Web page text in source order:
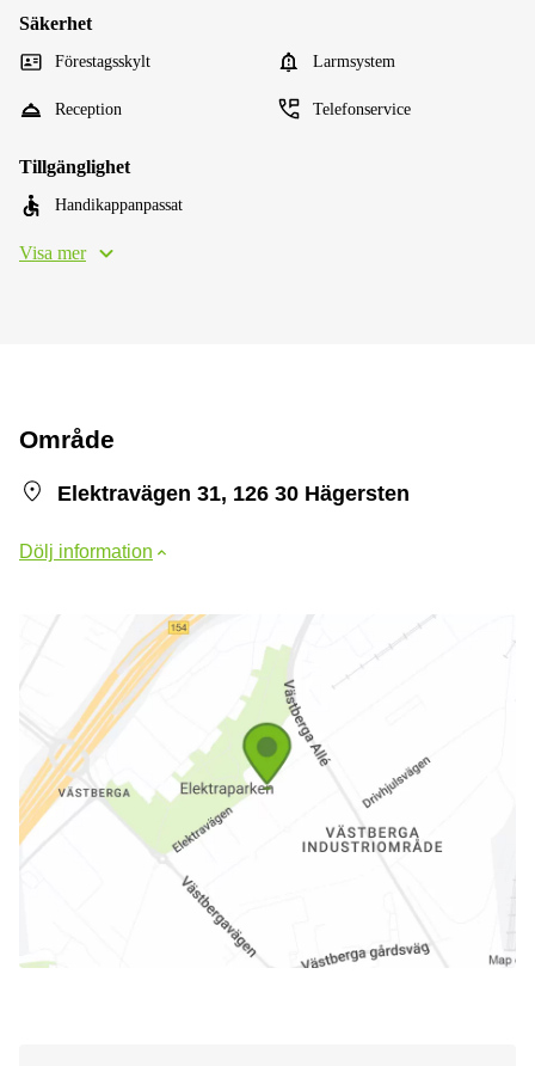
Säkerhet
Förestagsskylt Larmsystem
Reception Telefonservice
Tillgänglighet
Handikappanpassat
Visa mer
Område
Elektravägen 31, 126 30 Hägersten
Dölj information